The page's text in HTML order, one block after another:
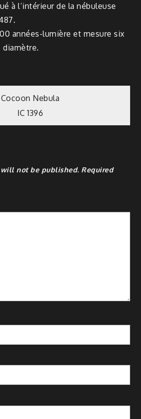
à l’intérieur de la nébuleuse
années-lumière et mesure six
diamètre.
Cocoon Nebula
IC 1396
will not be published. Required